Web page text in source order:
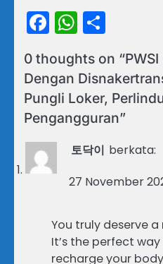
Facebook
0 thoughts on “
Dengan
Pungli Loker,
Pengangguran”
토닥이 berkata:
27 November
You truly deserve
It’s the perfect
recharge your